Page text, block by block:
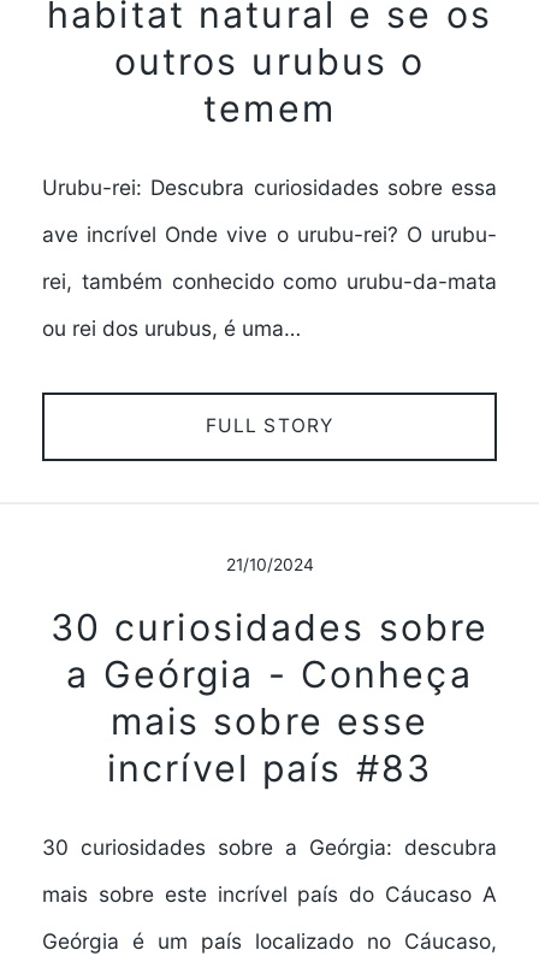
habitat natural e se os
outros urubus o
temem
Urubu-rei: Descubra curiosidades sobre essa
ave incrível Onde vive o urubu-rei? O urubu-
rei, também conhecido como urubu-da-mata
ou rei dos urubus, é uma…
FULL STORY
21/10/2024
30 curiosidades sobre
a Geórgia - Conheça
mais sobre esse
incrível país #83
30 curiosidades sobre a Geórgia: descubra
mais sobre este incrível país do Cáucaso A
Geórgia é um país localizado no Cáucaso,